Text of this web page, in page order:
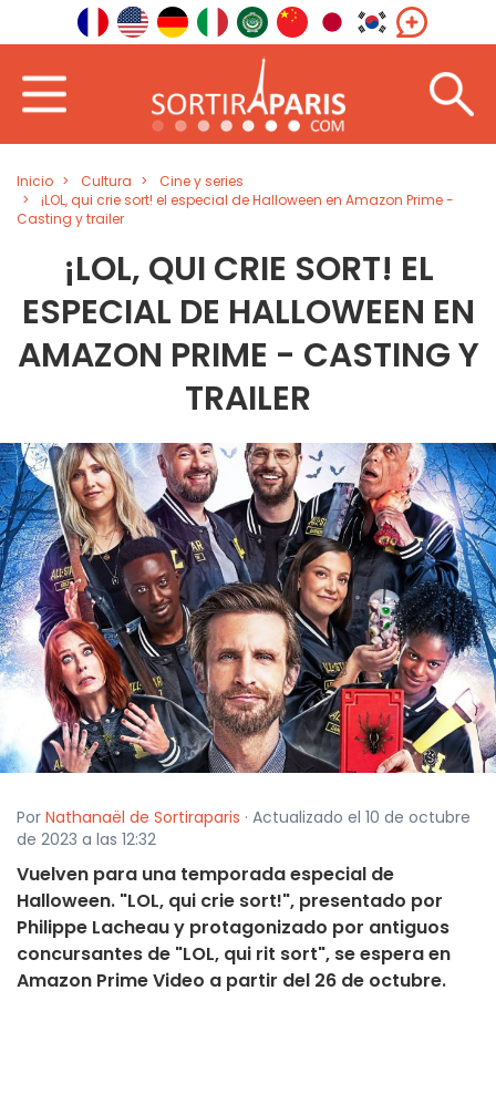
Inicio Cultura
Cine y series
¡LOL, qui crie sort! el especial de Halloween en Amazon Prime -
Casting y trailer
¡LOL, QUI CRIE SORT! EL
ESPECIAL DE HALLOWEEN EN
AMAZON PRIME - CASTING Y
TRAILER
Por Nathanaël de Sortiraparis · Actualizado el 10 de octubre
de 2023 a las 12:32
Vuelven para una temporada especial de
Halloween. "LOL, qui crie sort!", presentado por
Philippe Lacheau y protagonizado por antiguos
concursantes de "LOL, qui rit sort", se espera en
Amazon Prime Video a partir del 26 de octubre.